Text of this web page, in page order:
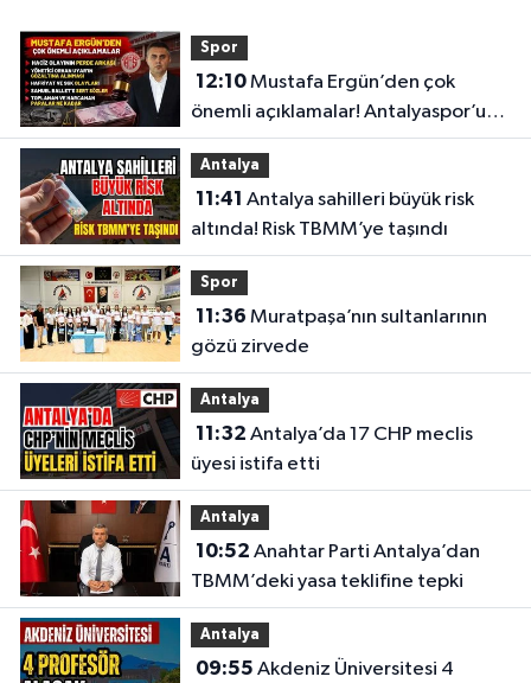
Spor
12:10Mustafa Ergün’den çok
önemli açıklamalar! Antalyaspor’un
merak edilenlerini anlattı
Antalya
11:41
altında! Risk TBMM’ye taşındı
Spor
11:36
gözü zirvede
Antalya
11:32
üyesi istifa etti
Antalya
10:52
TBMM’deki yasa teklifine tepki
Antalya
09:55